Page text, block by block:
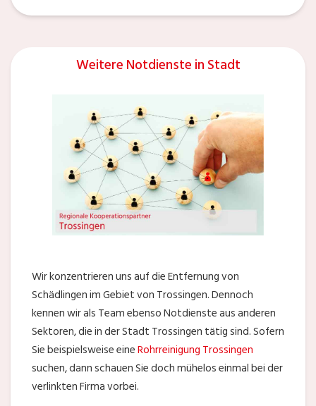
Weitere Notdienste in Stadt
Wir konzentrieren uns auf die Entfernung von
Schädlingen im Gebiet von Trossingen. Dennoch
kennen wir als Team ebenso Notdienste aus anderen
Sektoren, die in der Stadt Trossingen tätig sind. Sofern
Sie beispielsweise eineRohrreinigung Trossingen
suchen, dann schauen Sie doch mühelos einmal bei der
verlinkten Firma vorbei.